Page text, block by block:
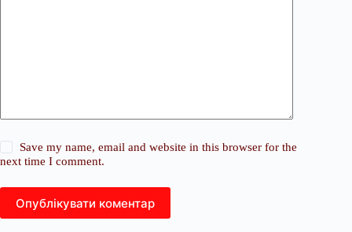
Save my name, email and website in this browser for the
next time I comment.
Опублікувати коментар